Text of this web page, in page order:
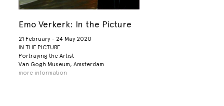
Emo Verkerk: In the Picture
21 February - 24 May 2020
IN THE PICTURE
Portraying the Artist
Van Gogh Museum, Amsterdam
more information